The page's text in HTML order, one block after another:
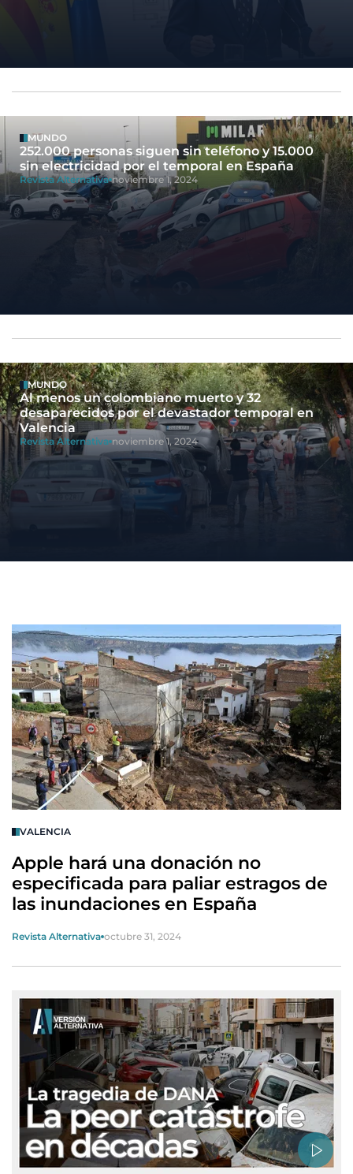
MUNDO
252.000 personas siguen sin teléfono y 15.000
sin electricidad por el temporal en España
Revista Alternativa noviembre 1, 2024
MUNDO
Al menos un colombiano muerto y 32
desaparecidos por el devastador temporal en
Valencia
Revista Alternativa noviembre 1, 2024
VALENCIA
Apple hará una donación no
especificada para paliar estragos de
las inundaciones en España
Revista Alternativa octubre 31, 2024